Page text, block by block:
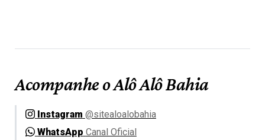
Acompanhe o Alô Alô Bahia
Instagram @sitealoalobahia
WhatsApp Canal Oficial